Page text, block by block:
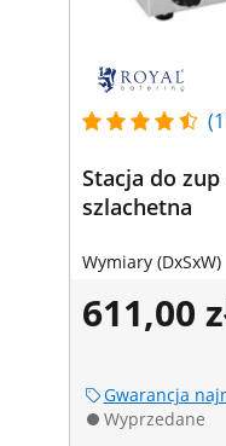
Stacja do
szlachetna
Wymiary (DxSxW)
611,00
Gwarancja
Wyprzedane